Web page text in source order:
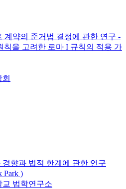
계약의 준거법 결정에 관한 연구 -
칙을 고려한 로마 I 규칙의 적용 가
향과 법적 한계에 관한 연구
Park )
법학연구소